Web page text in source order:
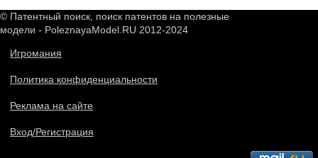
© Патентный поиск, поиск патентов на полезные
модели - PoleznayaModel.RU 2012-2024
Игромания
Политика конфиденциальности
Реклама на сайте
Вход/Регистрация